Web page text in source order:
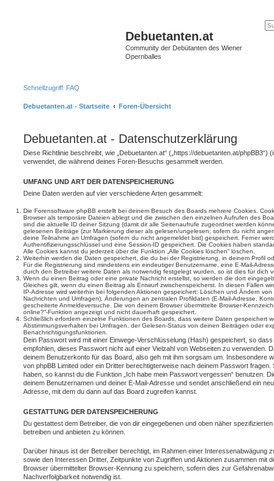
Debuetanten.at
Community der Debütanten des Wiener
Opernballes
Schnellzugriff FAQ
Debuetanten.at - Startseite Foren-Übersicht
Debuetanten.at - Datenschutzerklärung
Diese Richtlinie beschreibt, wie „Debuetanten.at“ („https://debuetanten.at/phpBB3“)
verwendet, die während deines Foren-Besuchs gesammelt werden.
UMFANG UND ART DER DATENSPEICHERUNG
Deine Daten werden auf vier verschiedene Arten gesammelt:
Die Forensoftware phpBB erstellt bei deinem Besuch des Boards mehrere Cookies.
Browser als temporäre Dateien ablegt und die zwischen den einzelnen Aufrufen des
sind die aktuelle ID deiner Sitzung (damit dir alle Seitenaufrufe zugeordnet werden
gelesenen Beiträge (zur Markierung dieser als gelesen/ungelesen; sofern du nicht
deine Teilnahme an Umfragen (sofern du nicht angemeldet bist) gespeichert. Ferner
Authentifizierungsschlüssel und eine Session-ID gespeichert. Die Cookies haben
Alle Cookies kannst du jederzeit über die Funktion „Alle Cookies löschen“ löschen.
Weiterhin werden die Daten gespeichert, die du bei der Registrierung, in deinem Profil
Für die Registrierung sind mindestens ein eindeutiger Benutzername, eine E-Mail-
durch den Betreiber weitere Daten als notwendig festgelegt wurden, so ist dies für dich
Wenn du einen Beitrag oder eine private Nachricht erstellst, so werden die dort
Gleiches gilt, wenn du einen Beitrag als Entwurf zwischenspeicherst. In diesen Fällen
IP-Adresse wird weiterhin bei folgenden Aktionen gespeichert: Löschen und Ändern
Nachrichten und Umfragen), Änderungen an zentralen Profildaten (E-Mail-Adresse,
gescheiterte Anmeldeversuche. Die von deinem Browser übermittelte Browser-
online?“-Funktion angezeigt und nicht dauerhaft gespeichert.
Schließlich erfordern einzelne Funktionen des Boards, dass weitere Daten gespeichert
Abstimmungsverhalten bei Umfragen, der Gelesen-Status von deinen Beiträgen oder
Benachrichtigungsfunktionen.
Dein Passwort wird mit einer Einwege-Verschlüsselung (Hash) gespeichert, so
empfohlen, dieses Passwort nicht auf einer Vielzahl von Webseiten zu verwenden.
deinem Benutzerkonto für das Board, also geh mit ihm sorgsam um. Insbesondere
von phpBB Limited oder ein Dritter berechtigterweise nach deinem Passwort
haben, so kannst du die Funktion „Ich habe mein Passwort vergessen“ benutzen.
deinem Benutzernamen und deiner E-Mail-Adresse und sendet anschließend ein
Adresse, mit dem du dann auf das Board zugreifen kannst.
GESTATTUNG DER DATENSPEICHERUNG
Du gestattest dem Betreiber, die von dir eingegebenen und oben näher
betreiben und anbieten zu können.
Darüber hinaus ist der Betreiber berechtigt, im Rahmen einer Interessenabwägung
sowie den Interessen Dritter, Zeitpunkte von Zugriffen und Aktionen zusammen mit
Browser übermittelter Browser-Kennung zu speichern, sofern dies zur
Nachverfolgbarkeit notwendig ist.